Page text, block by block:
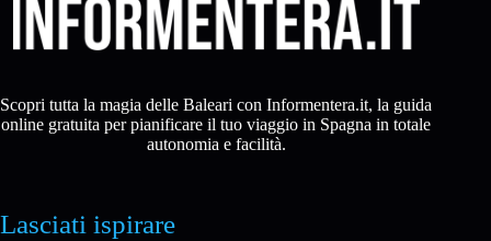
Scopri tutta la magia delle Baleari con Informentera.it, la guida
online gratuita per pianificare il tuo viaggio in Spagna in totale
autonomia e facilità.
Lasciati ispirare